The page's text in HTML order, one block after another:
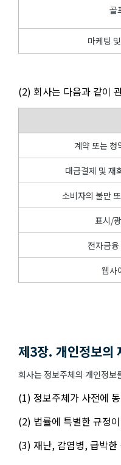
골
마케팅
(2) 회사는 다음과 같이
계약 또는 청
대금결제 및 재
소비자의 불만
표시/
전자금
웹사
제3장. 개인정보의
회사는 정보주체의 개인정보
(1) 정보주체가 사전에
(2) 법률에 특별한 규정
(3) 재난, 감염병, 급박한